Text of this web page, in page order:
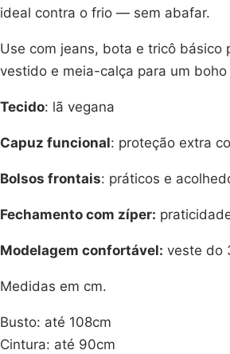
ideal contra o frio — sem abafar.
Use com jeans, bota e tricô básico
vestido e meia-calça para um
Tecido: lã vegana
Capuz funcional: proteção extra
Bolsos frontais: práticos e
Fechamento com zíper:
Modelagem confortável: veste do
Medidas em cm.
Busto: até 108cm
Cintura: até 90cm